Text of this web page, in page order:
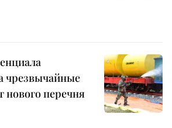
чрезвычайные
нового перечня